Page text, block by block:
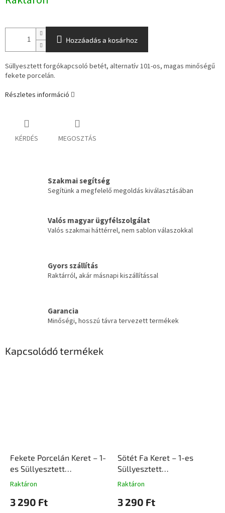
Hozzáadás a kosárhoz
Süllyesztett forgókapcsoló betét, alternatív 101-os, magas minőségű
fekete porcelán.
Részletes információ
KÉRDÉS MEGOSZTÁS
Szakmai segítség
Segítünk a megfelelő megoldás kiválasztásában
Valós magyar ügyfélszolgálat
Valós szakmai háttérrel, nem sablon válaszokkal
Gyors szállítás
Raktárról, akár másnapi kiszállítással
Garancia
Minőségi, hosszú távra tervezett termékek
Kapcsolódó termékek
Fekete Porcelán Keret – 1-
es Süllyesztett
Szerelvényhez |
Raktáron
3 290 Ft
Sötét Fa Keret – 1-es
Süllyesztett
Szerelvényhez |
Raktáron
3 290 Ft